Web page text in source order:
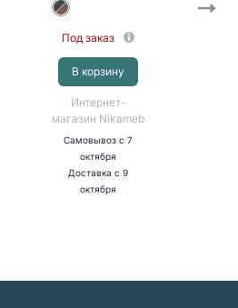
Под заказ
В корзину
Интернет-
магазин Nikameb
Самовывозс 7
октября
Доставка с 9
октября